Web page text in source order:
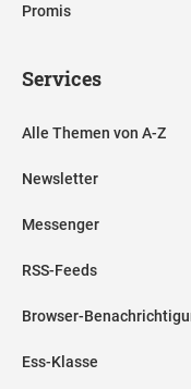
Promis
Services
Alle Themen von A-Z
Newsletter
Messenger
RSS-Feeds
Browser-
Ess-Klasse